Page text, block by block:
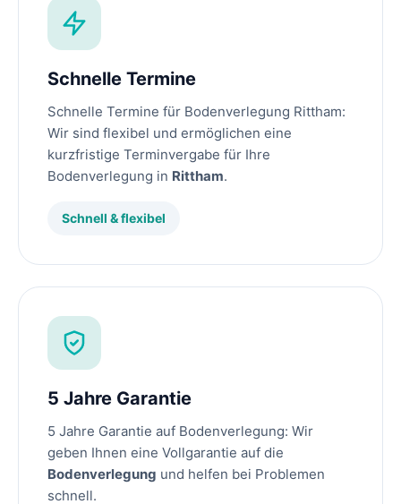
Schnelle Termine
Schnelle Termine für Bodenverlegung Rittham:
Wir sind flexibel und ermöglichen eine
kurzfristige Terminvergabe für Ihre
Bodenverlegung in Rittham.
Schnell & flexibel
5 Jahre Garantie
5 Jahre Garantie auf Bodenverlegung: Wir
geben Ihnen eine Vollgarantie auf die
Bodenverlegung und helfen bei Problemen
schnell.